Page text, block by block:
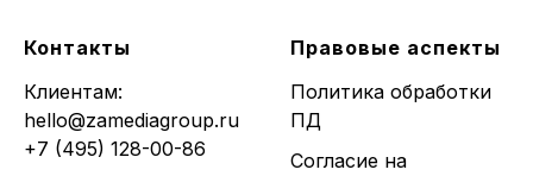
Контакты
Клиентам:
hello@zamediagroup.ru
+7 (495) 128-00-86
Правовые аспекты
Политика обработки
ПД
Согласие на